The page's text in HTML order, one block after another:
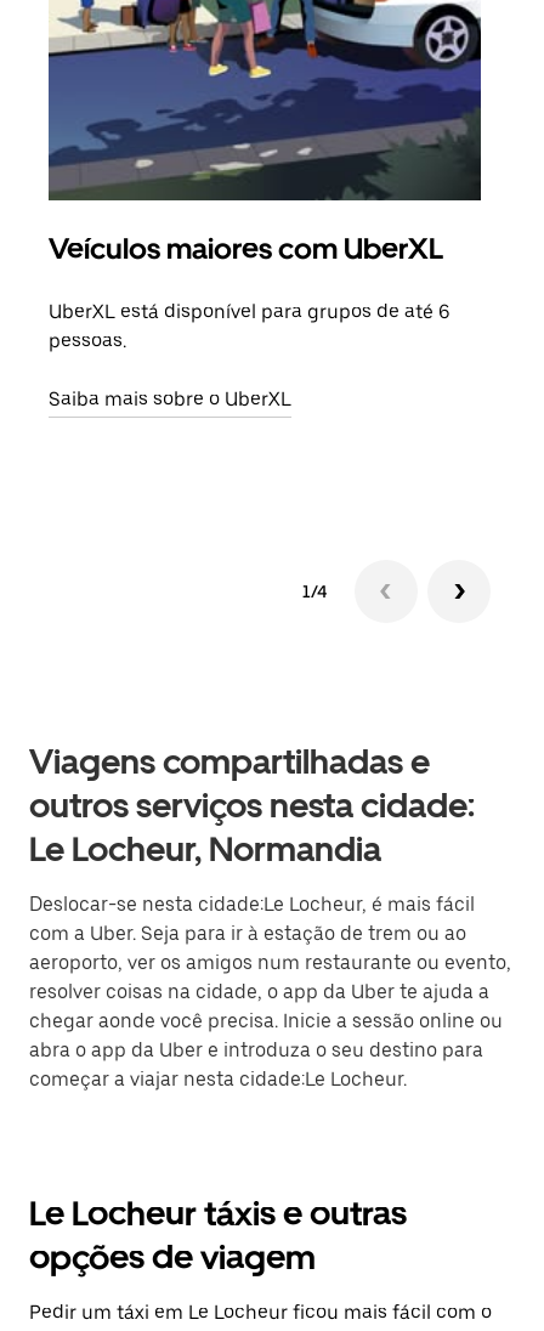
Veículos maiores com UberXL
UberXL está disponível para grupos de até 6
pessoas.
Saiba mais sobre o UberXL
1/4
Viagens compartilhadas e
outros serviços nesta cidade:
Le Locheur, Normandia
Deslocar-se nesta cidade:Le Locheur, é mais fácil
com a Uber. Seja para ir à estação de trem ou ao
aeroporto, ver os amigos num restaurante ou evento,
resolver coisas na cidade, o app da Uber te ajuda a
chegar aonde você precisa. Inicie a sessão online ou
abra o app da Uber e introduza o seu destino para
começar a viajar nesta cidade:Le Locheur.
Le Locheur táxis e outras
opções de viagem
Pedir um táxi em Le Locheur ficou mais fácil com o